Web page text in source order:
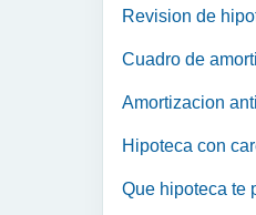
Revision de
Cuadro de
Amortizacion
Hipoteca con
Que hipoteca te